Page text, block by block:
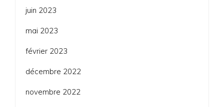
juin 2023
mai 2023
février 2023
décembre 2022
novembre 2022